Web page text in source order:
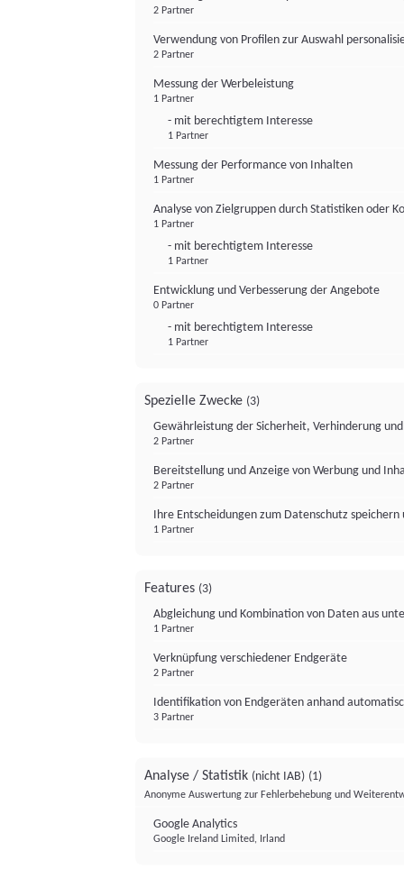
2 Partner
Verwendung von Profilen zur Auswahl
2 Partner
Messung der Werbeleistung
1 Partner
- mit berechtigtem Interesse
1 Partner
Messung der Performance von Inhalten
1 Partner
Analyse von Zielgruppen durch Statistiken oder
1 Partner
- mit berechtigtem Interesse
1 Partner
Entwicklung und Verbesserung der Angebote
0 Partner
- mit berechtigtem Interesse
1 Partner
Spezielle Zwecke (3)
Gewährleistung der Sicherheit, Verhinderung
2 Partner
Bereitstellung und Anzeige von Werbung und
2 Partner
Ihre Entscheidungen zum Datenschutz
1 Partner
Features (3)
Abgleichung und Kombination von Daten aus
1 Partner
Verknüpfung verschiedener Endgeräte
2 Partner
Identifikation von Endgeräten anhand
3 Partner
Analyse / Statistik (nicht IAB) (1)
Anonyme Auswertung zur Fehlerbehebung und
Google Analytics
Google Ireland Limited, Irland